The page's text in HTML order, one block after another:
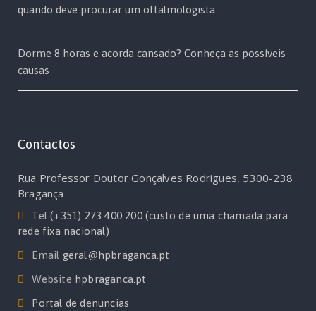
quando deve procurar um oftalmologista.
Dorme 8 horas e acorda cansado? Conheça as possíveis
causas
Contactos
Rua Professor Doutor Gonçalves Rodrigues, 5300-238
Bragança
Tel(+351) 273 400 200 (custo de uma chamada para
rede fixa nacional)
Email geral@hpbraganca.pt
Website hpbraganca.pt
Portal de denuncias